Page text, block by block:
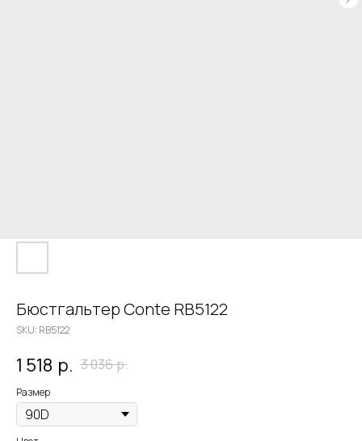
Бюстгальтер Conte RB5122
SKU: RB5122
1 518 р. 3 036р.
Размер